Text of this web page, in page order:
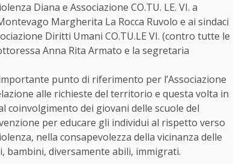
Diana e Associazione CO.TU. LE. VI. a
Margherita La Rocca Ruvolo e ai sindaci
Diritti Umani CO.TU.LE VI. (contro tutte le
Anna Rita Armato e la segretaria
punto di riferimento per l’Associazione
alle richieste del territorio e questa volta in
dei giovani delle scuole del
per educare gli individui al rispetto verso
nella consapevolezza della vicinanza delle
bambini, diversamente abili, immigrati.